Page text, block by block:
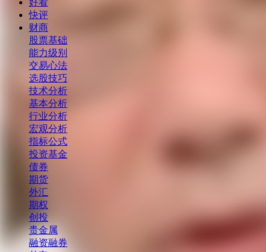
好看
快评
财商
股票基础
能力级别
交易心法
选股技巧
技术分析
基本分析
行业分析
宏观分析
指标公式
投资基金
债券
期货
外汇
期权
创投
贵金属
融资融券